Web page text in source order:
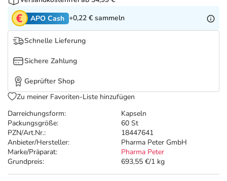
Tierapotheke
Vitamine & Mineralstoffe
Marken
Salus Deals
Darreichungsform:
Kapseln
Packungsgröße:
60 St
PZN/Art.Nr.:
18447641
Anbieter/Hersteller:
Pharma Peter GmbH
Marke/Präparat:
Pharma Peter
Grundpreis:
693,55 €/1 kg
APO Cash +0,22 € sammeln
Schnelle Lieferung
Sichere Zahlung
Geprüfter Shop
Zu meiner Favoriten-Liste hinzufügen